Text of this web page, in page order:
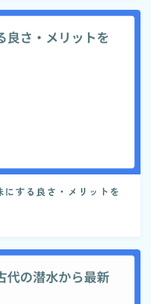
する良さ・メリットを